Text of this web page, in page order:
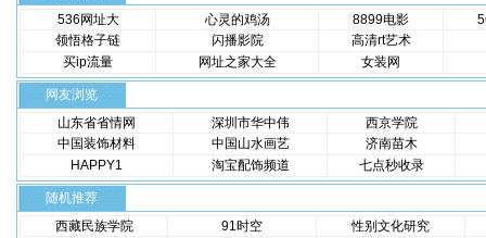
536网址大
心灵的鸡汤 8899电影
领悟格子链
闪播影院
高清rt艺术
买ip流量
网址之家大全 女装网
网友浏览
山东省省情网
深圳市华中伟
西京学院
中国装饰材料
中国山水画艺
济南苗木
HAPPY1
淘宝配饰频道 七点秒收录
随机推荐
西藏民族学院
91时空
性别文化研究